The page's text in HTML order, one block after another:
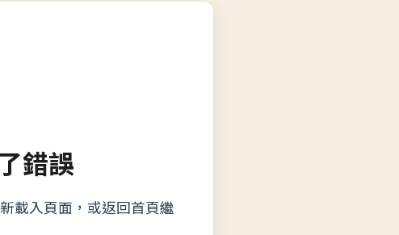
錯誤
載入頁面，或返回首頁繼